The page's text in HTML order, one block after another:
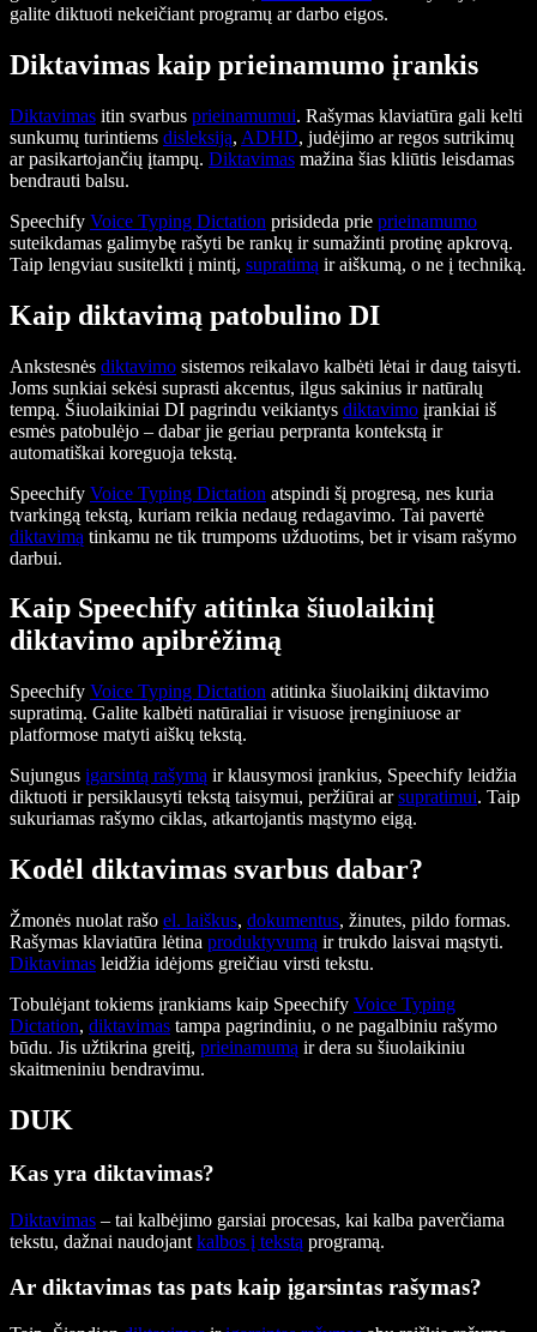
galite diktuoti nekeičiant programų ar darbo eigos.
Diktavimas kaip prieinamumo įrankis
Diktavimas itin svarbus prieinamumui. Rašymas klaviatūra gali kelti
sunkumų turintiems disleksiją, ADHD, judėjimo ar regos sutrikimų
ar pasikartojančių įtampų. Diktavimas mažina šias kliūtis leisdamas
bendrauti balsu.
Speechify Voice Typing Dictation prisideda prie prieinamumo
suteikdamas galimybę rašyti be rankų ir sumažinti protinę apkrovą.
Taip lengviau susitelkti į mintį, supratimą ir aiškumą, o ne į techniką.
Kaip diktavimą patobulino DI
Ankstesnės diktavimo sistemos reikalavo kalbėti lėtai ir daug taisyti.
Joms sunkiai sekėsi suprasti akcentus, ilgus sakinius ir natūralų
tempą. Šiuolaikiniai DI pagrindu veikiantys diktavimo įrankiai iš
esmės patobulėjo – dabar jie geriau perpranta kontekstą ir
automatiškai koreguoja tekstą.
Speechify Voice Typing Dictation atspindi šį progresą, nes kuria
tvarkingą tekstą, kuriam reikia nedaug redagavimo. Tai pavertė
diktavimą tinkamu ne tik trumpoms užduotims, bet ir visam rašymo
darbui.
Kaip Speechify atitinka šiuolaikinį
diktavimo apibrėžimą
Speechify Voice Typing Dictation atitinka šiuolaikinį diktavimo
supratimą. Galite kalbėti natūraliai ir visuose įrenginiuose ar
platformose matyti aiškų tekstą.
Sujungus įgarsintą rašymą ir klausymosi įrankius, Speechify leidžia
diktuoti ir persiklausyti tekstą taisymui, peržiūrai arsupratimui. Taip
sukuriamas rašymo ciklas, atkartojantis mąstymo eigą.
Kodėl diktavimas svarbus dabar?
Žmonės nuolat rašo el. laiškus, dokumentus, žinutes, pildo formas.
Rašymas klaviatūra lėtina produktyvumą ir trukdo laisvai mąstyti.
Diktavimas leidžia idėjoms greičiau virsti tekstu.
Tobulėjant tokiems įrankiams kaip Speechify Voice Typing
Dictation, diktavimas tampa pagrindiniu, o ne pagalbiniu rašymo
būdu. Jis užtikrina greitį, prieinamumą ir dera su šiuolaikiniu
skaitmeniniu bendravimu.
DUK
Kas yra diktavimas?
Diktavimas – tai kalbėjimo garsiai procesas, kai kalba paverčiama
tekstu, dažnai naudojant kalbos į tekstą programą.
Ar diktavimas tas pats kaip įgarsintas rašymas?